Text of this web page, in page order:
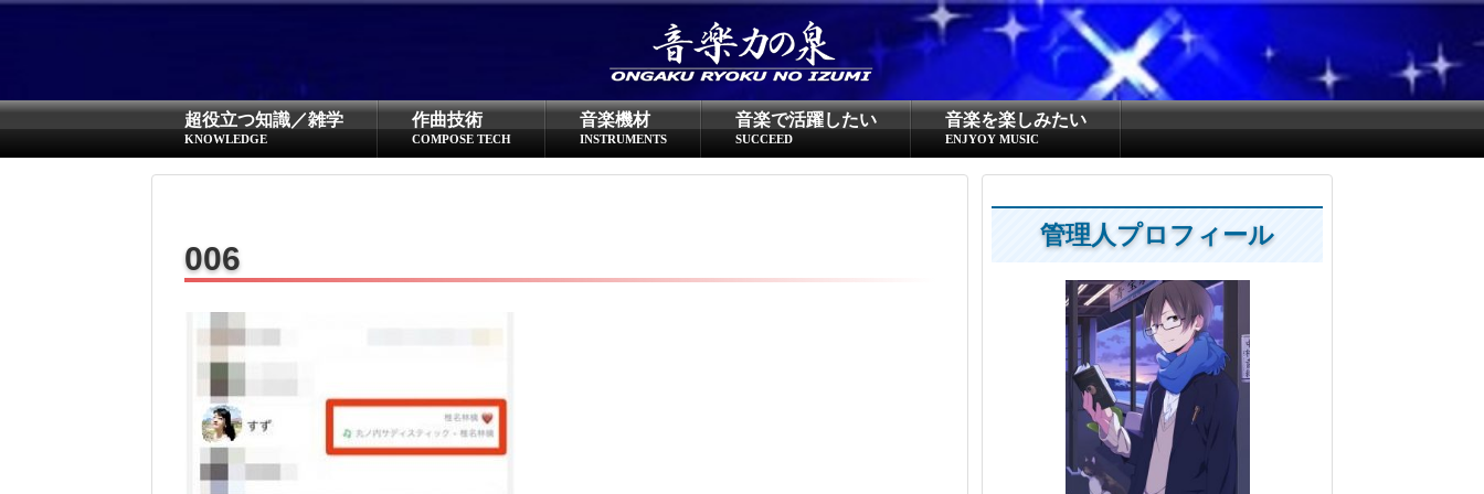
超役立つ知識／雑学
KNOWLEDGE
作曲技術
COMPOSE TECH
音楽機材
INSTRUMENTS
音楽で活躍したい
SUCCEED
音楽を楽しみたい
ENJYOY MUSIC
006
管理人プロフィール
超役立つ知識／雑学
knowledge
クラシックを10倍楽しむ方法
音のしくみ